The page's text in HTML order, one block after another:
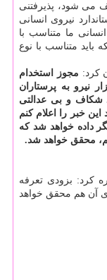
می شود، پذیرفتنی
نیروی انسانی
ما متناسب با
متناسب با نوع
كرد: مجوز استخدام
نیرو داده شد كه قرار بود ۸ تا ۹ هزار نیرو به پرستاران
شكاف و بی عدالتی
خبر را اعلام كنم
۱۰ هزار نیروی دیگر داده خواهد شد كه
كرد: بزودی تعرفه
آن هم محقق خواهد